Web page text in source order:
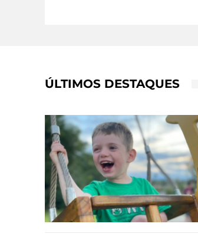
ÚLTIMOS DESTAQUES